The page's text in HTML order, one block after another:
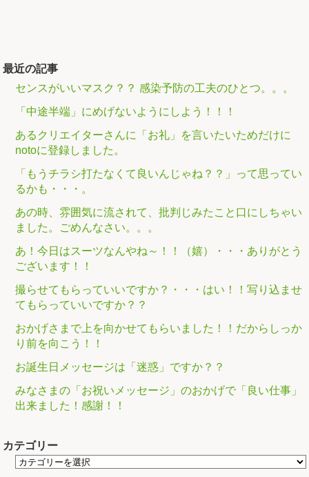
最近の記事
センスがいいマスク？？ 感染予防の工夫のひとつ。。。
「中途半端」にめげないようにしよう！！！
あるクリエイターさんに「お礼」を言いたいためだけに
notoに登録しました。
「もうチラシ打たなくて良いんじゃね？？」って思ってい
るかも・・・。
あの時、雰囲気に流されて、批判じみたこと口にしちゃい
ました。ごめんなさい。。。
あ！今日はスーツなんやね～！！（嬉）・・・ありがとう
ございます！！
撮らせてもらっていいですか？・・・はい！！写り込ませ
てもらっていいですか？？
おかげさまで上を向かせてもらいました！！だからしっか
り前を向こう！！
お誕生日メッセージは「迷惑」ですか？？
みなさまの「お祝いメッセージ」のおかげで「良い仕事」
出来ました！感謝！！
カテゴリー